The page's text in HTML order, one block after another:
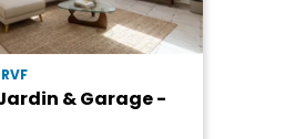
& Garage -